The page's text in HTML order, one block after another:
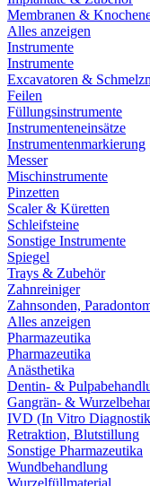
Membranen &
Alles anzeigen
Instrumente
Instrumente
Excavatoren &
Feilen
Füllungsinstrumente
Instrumenteneinsätze
Instrumentenmarkierung
Messer
Mischinstrumente
Pinzetten
Scaler & Küretten
Schleifsteine
Sonstige Instrumente
Spiegel
Trays & Zubehör
Zahnreiniger
Zahnsonden,
Alles anzeigen
Pharmazeutika
Pharmazeutika
Anästhetika
Dentin- &
Gangrän- &
IVD (In Vitro
Retraktion, Blutstillung
Sonstige Pharmazeutika
Wundbehandlung
Wurzelfüllmaterial